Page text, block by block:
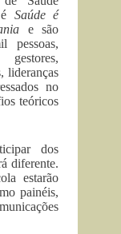
Saúde é
e são
pessoas,
lideranças
no
teóricos
dos
diferente.
estarão
painéis,